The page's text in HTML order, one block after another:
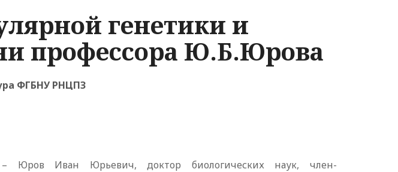
генетики и
профессора Ю.Б.Юрова
ФГБНУ РНЦПЗ
– Юров Иван Юрьевич, доктор биологических наук, член-